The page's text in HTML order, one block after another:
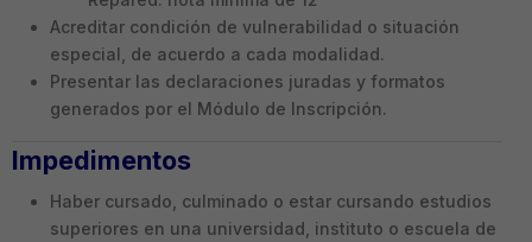
Acreditar condición de vulnerabilidad o situación
especial, de acuerdo a cada modalidad.
Presentar las declaraciones juradas y formatos
generados por el Módulo de Inscripción.
Impedimentos
Haber cursado, culminado o estar cursando estudios
superiores en una universidad, instituto o escuela de